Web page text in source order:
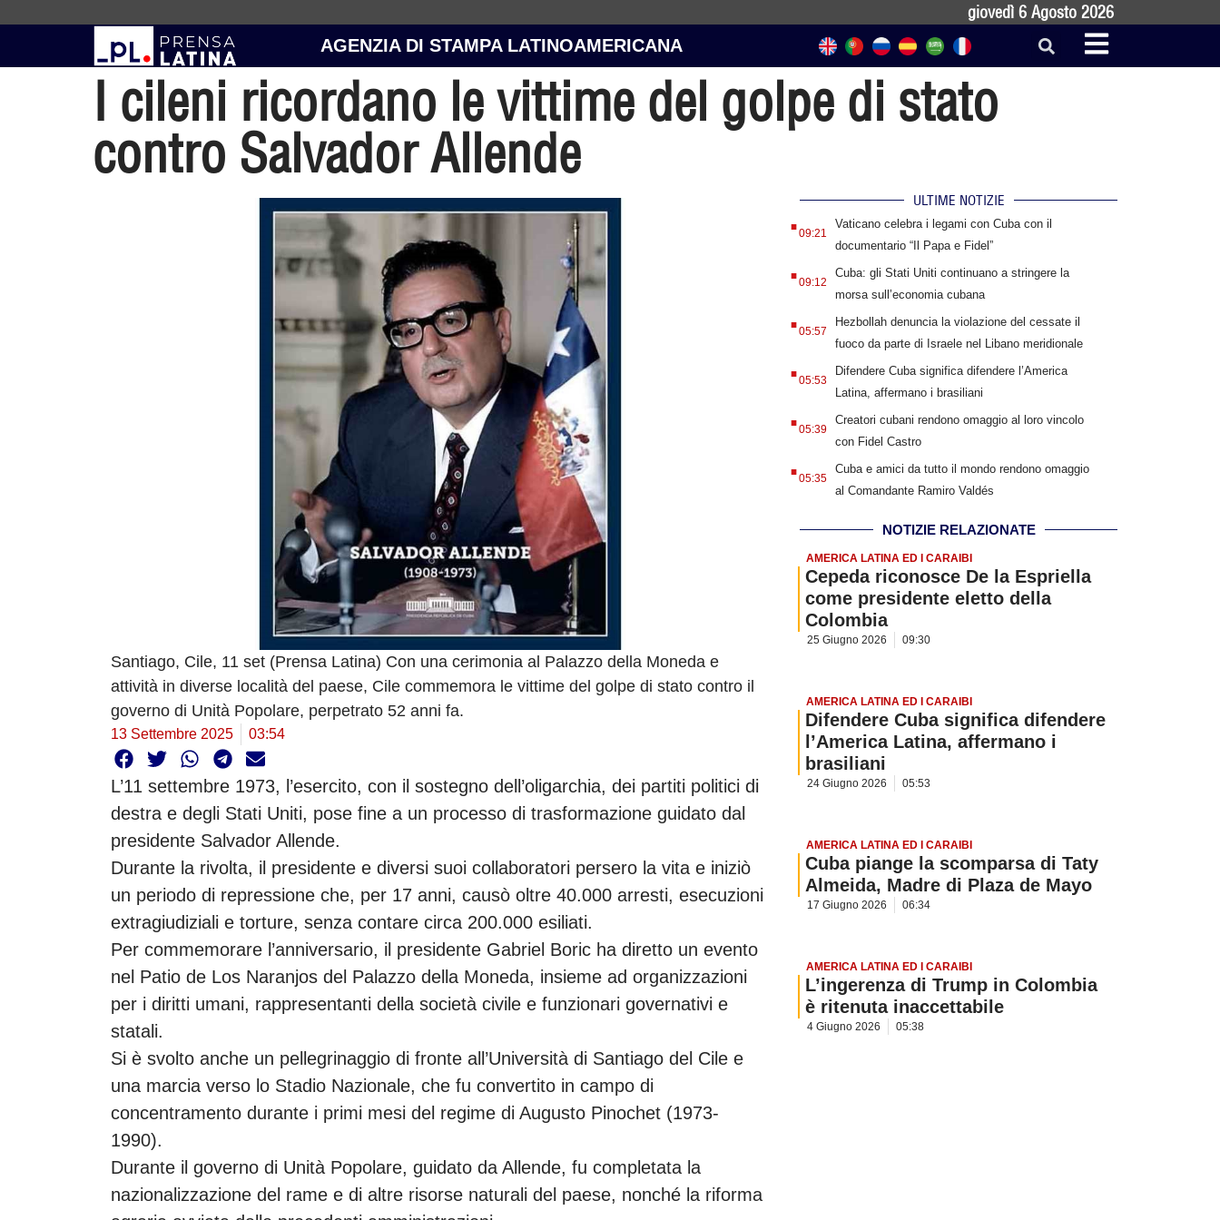
giovedì 6 Agosto 2026
AGENZIA DI STAMPA LATINOAMERICANA
I cileni ricordano le vittime del golpe di stato
contro Salvador Allende
Santiago, Cile, 11 set (Prensa Latina) Con una cerimonia al Palazzo della Moneda e
attività in diverse località del paese, Cile commemora le vittime del golpe di stato contro il
governo di Unità Popolare, perpetrato 52 anni fa.
13 Settembre 2025 03:54
L’11 settembre 1973, l’esercito, con il sostegno dell’oligarchia, dei partiti politici di
destra e degli Stati Uniti, pose fine a un processo di trasformazione guidato dal
presidente Salvador Allende.
Durante la rivolta, il presidente e diversi suoi collaboratori persero la vita e iniziò
un periodo di repressione che, per 17 anni, causò oltre 40.000 arresti, esecuzioni
extragiudiziali e torture, senza contare circa 200.000 esiliati.
Per commemorare l’anniversario, il presidente Gabriel Boric ha diretto un evento
nel Patio de Los Naranjos del Palazzo della Moneda, insieme ad organizzazioni
per i diritti umani, rappresentanti della società civile e funzionari governativi e
statali.
Si è svolto anche un pellegrinaggio di fronte all’Università di Santiago del Cile e
una marcia verso lo Stadio Nazionale, che fu convertito in campo di
concentramento durante i primi mesi del regime di Augusto Pinochet (1973-
1990).
Durante il governo di Unità Popolare, guidato da Allende, fu completata la
nazionalizzazione del rame e di altre risorse naturali del paese, nonché la riforma
ULTIME NOTIZIE
.09:21
Vaticano celebra i legami con Cuba con il
documentario “Il Papa e Fidel”
.09:12
Cuba: gli Stati Uniti continuano a stringere la
morsa sull’economia cubana
.05:57
Hezbollah denuncia la violazione del cessate il
fuoco da parte di Israele nel Libano meridionale
.05:53
Difendere Cuba significa difendere l’America
Latina, affermano i brasiliani
.05:39
Creatori cubani rendono omaggio al loro vincolo
con Fidel Castro
.05:35
Cuba e amici da tutto il mondo rendono omaggio
al Comandante Ramiro Valdés
NOTIZIE RELAZIONATE
AMERICA LATINA ED I CARAIBI
Cepeda riconosce De la Espriella
come presidente eletto della
Colombia
25 Giugno 2026 09:30
AMERICA LATINA ED I CARAIBI
Difendere Cuba significa difendere
l’America Latina, affermano i
brasiliani
24 Giugno 2026 05:53
AMERICA LATINA ED I CARAIBI
Cuba piange la scomparsa di Taty
Almeida, Madre di Plaza de Mayo
17 Giugno 2026 06:34
AMERICA LATINA ED I CARAIBI
L’ingerenza di Trump in Colombia
è ritenuta inaccettabile
4 Giugno 2026 05:38